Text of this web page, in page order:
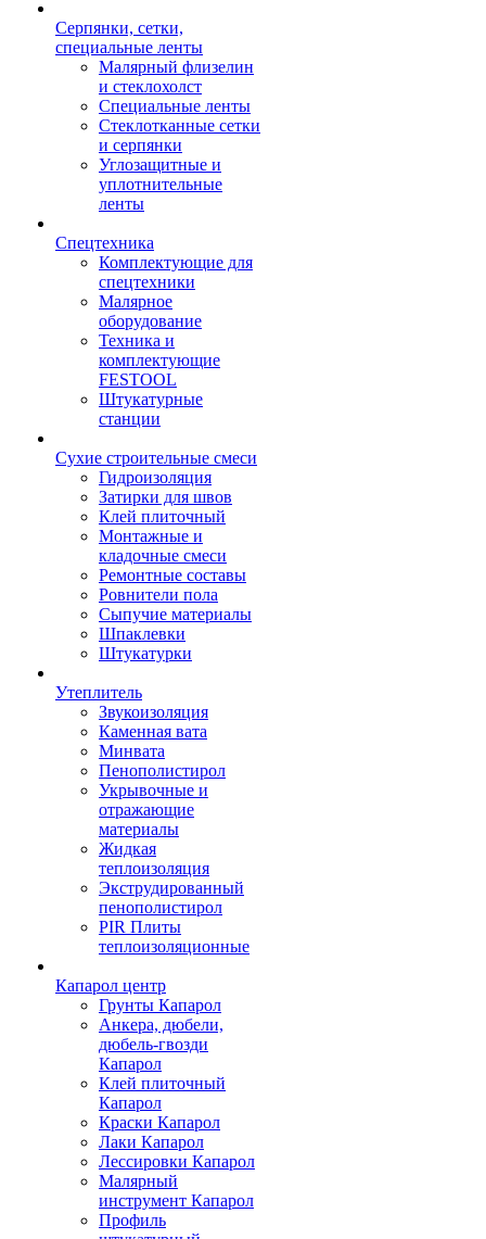
Серпянки, сетки,
специальные ленты
Малярный флизелин
и стеклохолст
Специальные ленты
Стеклотканные сетки
и серпянки
Углозащитные и
уплотнительные
ленты
Спецтехника
Комплектующие для
спецтехники
Малярное
оборудование
Техника и
комплектующие
FESTOOL
Штукатурные
станции
Сухие строительные смеси
Гидроизоляция
Затирки для швов
Клей плиточный
Монтажные и
кладочные смеси
Ремонтные составы
Ровнители пола
Сыпучие материалы
Шпаклевки
Штукатурки
Утеплитель
Звукоизоляция
Каменная вата
Минвата
Пенополистирол
Укрывочные и
отражающие
материалы
Жидкая
теплоизоляция
Экструдированный
пенополистирол
PIR Плиты
теплоизоляционные
Капарол центр
Грунты Капарол
Анкера, дюбели,
дюбель-гвозди
Капарол
Клей плиточный
Капарол
Краски Капарол
Лаки Капарол
Лессировки Капарол
Малярный
инструмент Капарол
Профиль